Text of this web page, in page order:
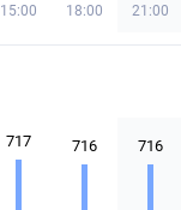
15:00 18:00 21:00
717 716 716